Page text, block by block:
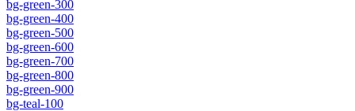
bg-green-300
bg-green-400
bg-green-500
bg-green-600
bg-green-700
bg-green-800
bg-green-900
bg-teal-100